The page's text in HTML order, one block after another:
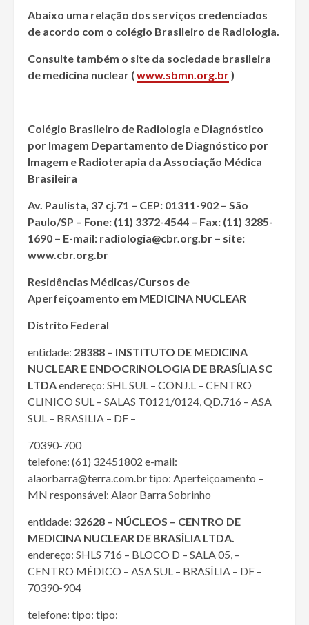
Abaixo uma relação dos serviços credenciados
de acordo com o colégio Brasileiro de Radiologia.
Consulte também o site da sociedade brasileira
de medicina nuclear (www.sbmn.org.br)
Colégio Brasileiro de Radiologia e Diagnóstico
por Imagem Departamento de Diagnóstico por
Imagem e Radioterapia da Associação Médica
Brasileira
Av. Paulista, 37 cj.71 – CEP: 01311-902 – São
Paulo/SP – Fone: (11) 3372-4544 – Fax: (11) 3285-
1690 – E-mail: radiologia@cbr.org.br – site:
www.cbr.org.br
Residências Médicas/Cursos de
Aperfeiçoamento em MEDICINA NUCLEAR
Distrito Federal
entidade: 28388 – INSTITUTO DE MEDICINA
NUCLEAR E ENDOCRINOLOGIA DE BRASÍLIA SC
LTDAendereço: SHL SUL – CONJ.L – CENTRO
CLINICO SUL – SALAS T0121/0124, QD.716 – ASA
SUL – BRASILIA – DF –
70390-700
telefone: (61) 32451802 e-mail:
alaorbarra@terra.com.br tipo: Aperfeiçoamento –
MN responsável: Alaor Barra Sobrinho
entidade: 32628 – NÚCLEOS – CENTRO DE
MEDICINA NUCLEAR DE BRASÍLIA LTDA.
endereço: SHLS 716 – BLOCO D – SALA 05, –
CENTRO MÉDICO – ASA SUL – BRASÍLIA – DF –
70390-904
telefone: tipo: tipo: